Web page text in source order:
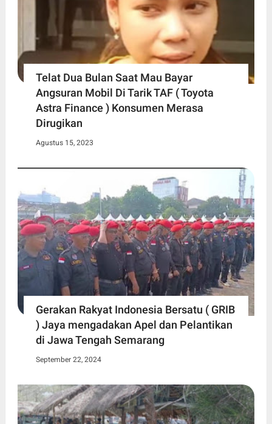
Telat Dua Bulan Saat Mau Bayar
Angsuran Mobil Di Tarik TAF ( Toyota
Astra Finance ) Konsumen Merasa
Dirugikan
Agustus 15, 2023
Gerakan Rakyat Indonesia Bersatu ( GRIB
) Jaya mengadakan Apel dan Pelantikan
di Jawa Tengah Semarang
September 22, 2024